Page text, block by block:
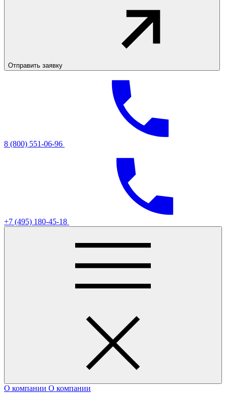
Отправить заявку
8 (800) 551-06-96
+7 (495) 180-45-18
О компании О компании